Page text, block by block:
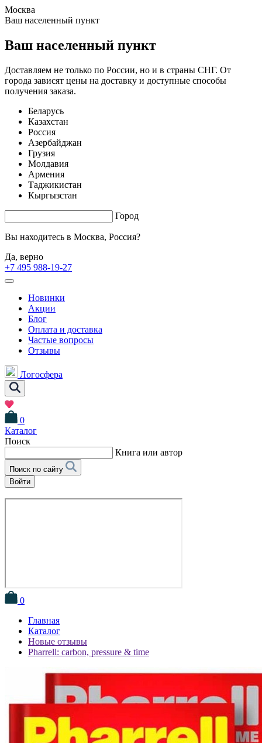
Москва
Ваш населенный пункт
Ваш населенный пункт
Доставляем не только по России, но и в страны СНГ. От
города зависят цены на доставку и доступные способы
получения заказа.
Беларусь
Казахстан
Россия
Азербайджан
Грузия
Молдавия
Армения
Таджикистан
Кыргызстан
Город
Вы находитесь в Москва, Россия?
Да, верно
+7 495 988-19-27
Новинки
Акции
Блог
Оплата и доставка
Частые вопросы
Отзывы
Логосфера
0
Каталог
Поиск
Книга или автор
Поиск по сайту
Войти
0
Главная
Каталог
Новые отзывы
Pharrell: carbon, pressure & time